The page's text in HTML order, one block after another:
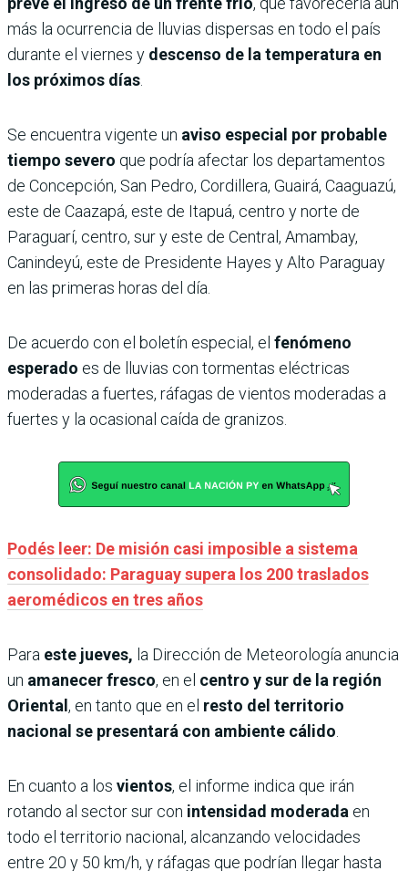
más la ocurrencia de lluvias dispersas en todo el país
durante el viernes y descenso de la temperatura en
los próximos días
Se encuentra vigente un aviso especial por probable
tiempo severo que podría afectar los departamentos
de Concepción, San Pedro, Cordillera, Guairá, Caaguazú,
este de Caazapá, este de Itapuá, centro y norte de
Paraguarí, centro, sur y este de Central, Amambay,
Canindeyú, este de Presidente Hayes y Alto Paraguay
en las primeras horas del día.
De acuerdo con el boletín especial, el fenómeno
esperado es de lluvias con tormentas eléctricas
moderadas a fuertes, ráfagas de vientos moderadas a
fuertes y la ocasional caída de granizos.
Podés leer: De misión casi imposible a sistema
consolidado: Paraguay supera los 200 traslados
aeromédicos en tres años
Para este jueves, la Dirección de Meteorología anuncia
un amanecer fresco, en el centro y sur de la región
Oriental, en tanto que en el resto del territorio
nacional se presentará con ambiente cálido
En cuanto a los vientos, el informe indica que irán
rotando al sector sur con intensidad moderada en
todo el territorio nacional, alcanzando velocidades
entre 20 y 50 km/h, y ráfagas que podrían llegar hasta